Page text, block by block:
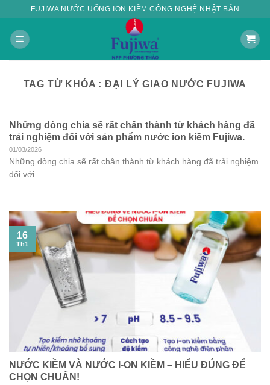
content
FUJIWA NƯỚC UỐNG ION KIỀM CÔNG NGHỆ NHẬT BẢN
TAG TỪ KHÓA : ĐẠI LÝ GIAO NƯỚC FUJIWA
Những dòng chia sẽ rất chân thành từ khách hàng đã
trải nghiệm đối với sản phẩm nước ion kiềm Fujiwa.
01/03/2026
Những dòng chia sẽ rất chân thành từ khách hàng đã trải nghiệm
đối với ...
NƯỚC KIỀM VÀ NƯỚC I-ON KIỀM – HIỂU ĐÚNG ĐỂ
CHỌN CHUẨN!
16
Th1